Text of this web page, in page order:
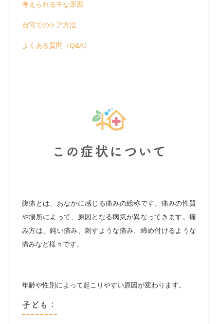
考えられる主な原因
自宅でのケア方法
よくある質問（Q&A）
この症状について
腹痛とは、おなかに感じる痛みの総称です。痛みの性質
や場所によって、原因となる病気が異なってきます。痛
み方は、鈍い痛み、刺すような痛み、締め付けるような
痛みなど様々です。
年齢や性別によって起こりやすい原因が変わります。
子ども：